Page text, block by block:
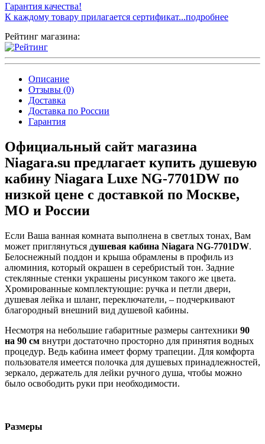
Гарантия качества!
К каждому товару прилагается сертификат...подробнее
Рейтинг магазина:
Описание
Отзывы (0)
Доставка
Доставка по России
Гарантия
Официальный сайт магазина
Niagara.su предлагает купить душевую
кабину Niagara Luxe NG-7701DW по
низкой цене с доставкой по Москве,
МО и России
Если Ваша ванная комната выполнена в светлых тонах, Вам
может приглянуться душевая кабина Niagara NG-7701DW.
Белоснежный поддон и крыша обрамлены в профиль из
алюминия, который окрашен в серебристый тон. Задние
стеклянные стенки украшены рисунком такого же цвета.
Хромированные комплектующие: ручка и петли двери,
душевая лейка и шланг, переключатели, – подчеркивают
благородный внешний вид душевой кабины.
Несмотря на небольшие габаритные размеры сантехники 90
на 90 см внутри достаточно просторно для принятия водных
процедур. Ведь кабина имеет форму трапеции. Для комфорта
пользователя имеется полочка для душевых принадлежностей,
зеркало, держатель для лейки ручного душа, чтобы можно
было освободить руки при необходимости.
Размеры